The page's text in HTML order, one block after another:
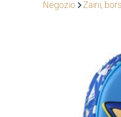
Negozio Zaini,